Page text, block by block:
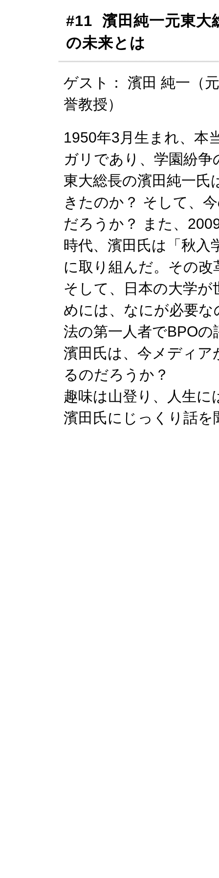
#11 濱田純一元東大
の未来とは
ゲスト： 濱田 純一（
誉教授）
1950年3月生まれ、本
ガリであり、学園紛
東大総長の濱田純一氏
きたのか？ そして、
だろうか？ また、
時代、濱田氏は「秋入
に取り組んだ。その
そして、日本の大学
めには、なにが必要
法の第一人者でBPO
濱田氏は、今メディ
るのだろうか？
趣味は山登り、人生
濱田氏にじっくり話を